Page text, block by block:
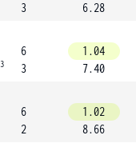
3
6.28
3
6
3
1.04
7.40
6
2
1.02
8.66